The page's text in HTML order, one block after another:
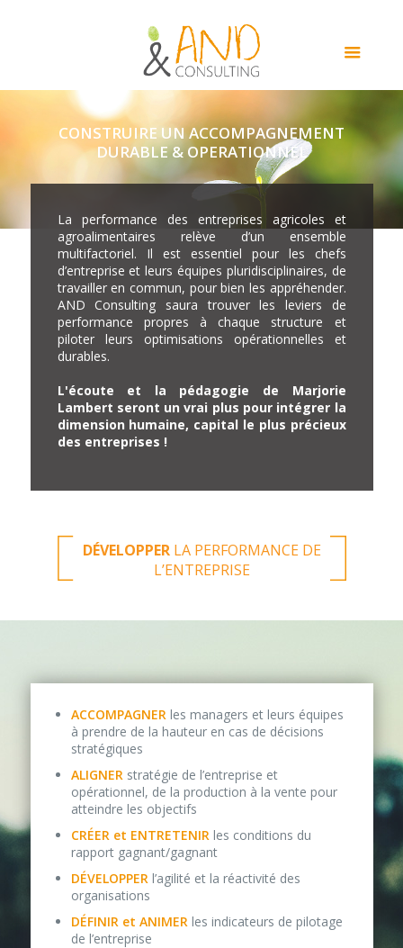
CONSTRUIRE UN ACCOMPAGNEMENT
DURABLE & OPERATIONNEL
La performance des entreprises agricoles et
agroalimentaires relève d’un ensemble
multifactoriel. Il est essentiel pour les chefs
d’entreprise et leurs équipes pluridisciplinaires, de
travailler en commun, pour bien les appréhender.
AND Consulting saura trouver les leviers de
performance propres à chaque structure et
piloter leurs optimisations opérationnelles et
durables.
L'écoute et la pédagogie de Marjorie
Lambert seront un vrai plus pour intégrer la
dimension humaine, capital le plus précieux
des entreprises !
DÉVELOPPERLA PERFORMANCE DE
L’ENTREPRISE
ACCOMPAGNERles managers et leurs équipes
à prendre de la hauteur en cas de décisions
stratégiques
ALIGNERstratégie de l’entreprise et
opérationnel, de la production à la vente pour
atteindre les objectifs
CRÉER et ENTRETENIRles conditions du
rapport gagnant/gagnant
DÉVELOPPERl’agilité et la réactivité des
organisations
DÉFINIR et ANIMERles indicateurs de pilotage
de l’entreprise